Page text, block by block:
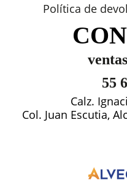
Política de
55
Calz.
Col. Juan Escutia,